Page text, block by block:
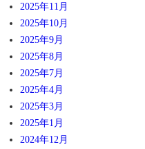
2025年11月
2025年10月
2025年9月
2025年8月
2025年7月
2025年4月
2025年3月
2025年1月
2024年12月